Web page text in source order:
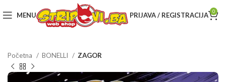
MENU PRIJAVA / REGISTRACIJA 0
Početna BONELLI ZAGOR